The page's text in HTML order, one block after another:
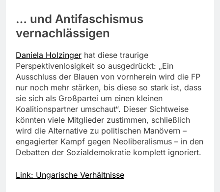
… und Antifaschismus
vernachlässigen
Daniela Holzinger hat diese traurige
Perspektivenlosigkeit so ausgedrückt: „Ein
Ausschluss der Blauen von vornherein wird die FP
nur noch mehr stärken, bis diese so stark ist, dass
sie sich als Großpartei um einen kleinen
Koalitionspartner umschaut“. Dieser Sichtweise
könnten viele Mitglieder zustimmen, schließlich
wird die Alternative zu politischen Manövern –
engagierter Kampf gegen Neoliberalismus – in den
Debatten der Sozialdemokratie komplett ignoriert.
Link: Ungarische Verhältnisse